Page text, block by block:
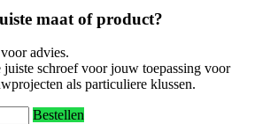
maat of product?
advies.
schroef voor jouw toepassing voor
als particuliere klussen.
Bestellen